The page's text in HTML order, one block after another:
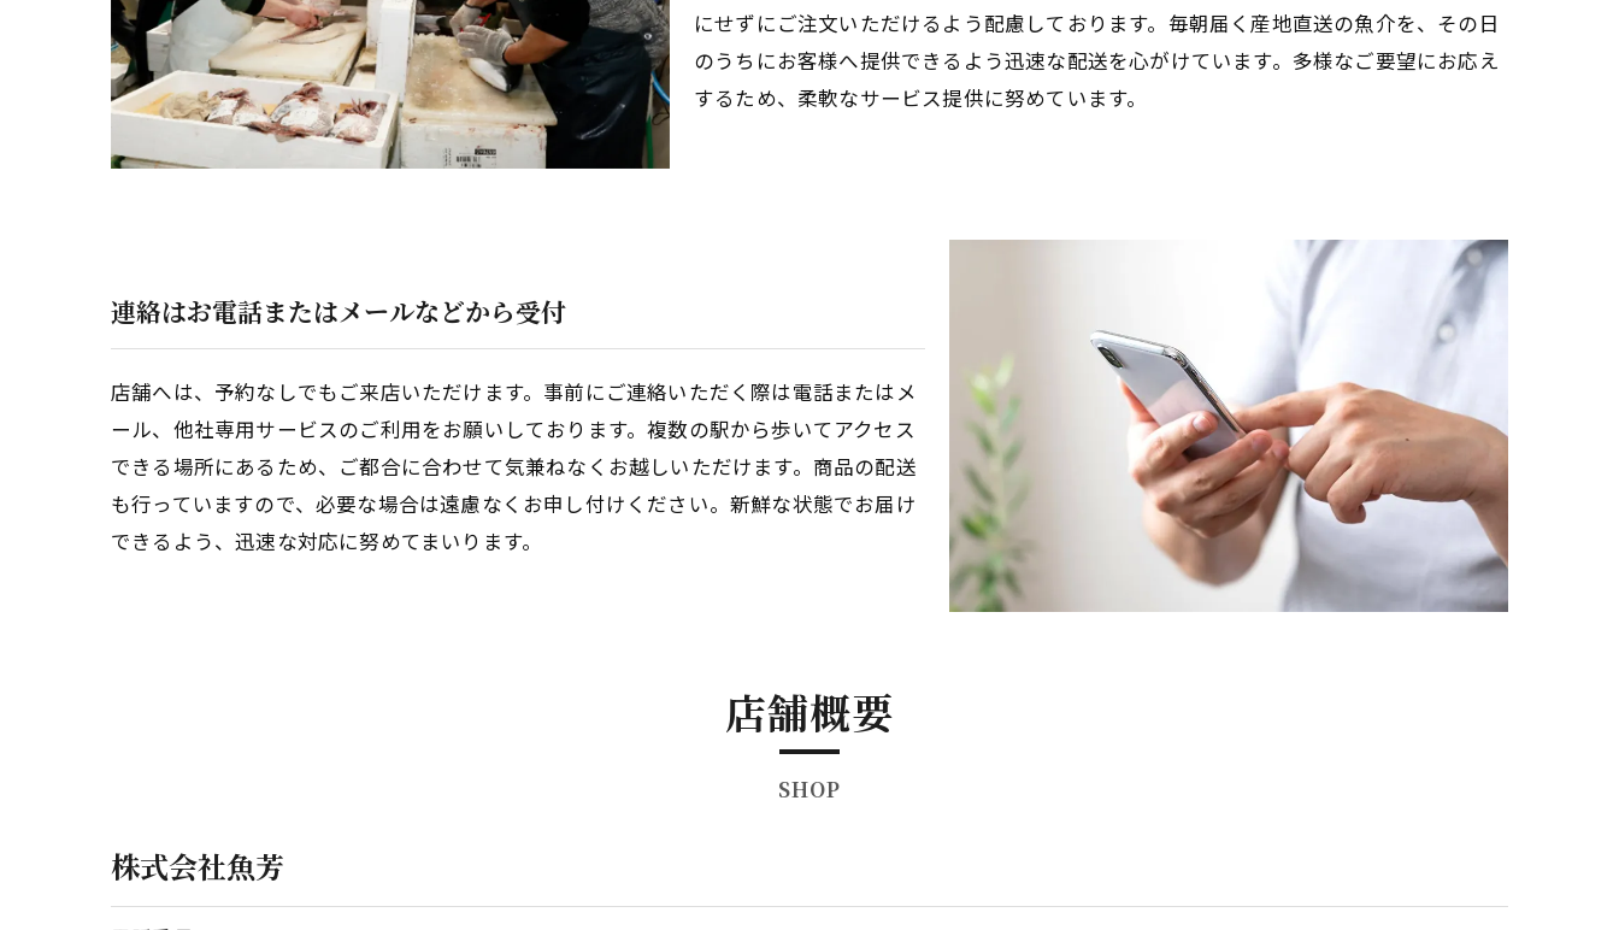
にせずにご注文いただけるよう配慮しております。毎朝届く産地直送の魚介を、その日
のうちにお客様へ提供できるよう迅速な配送を心がけています。多様なご要望にお応え
するため、柔軟なサービス提供に努めています。
連絡はお電話またはメールなどから受付
店舗へは、予約なしでもご来店いただけます。事前にご連絡いただく際は電話またはメ
ール、他社専用サービスのご利用をお願いしております。複数の駅から歩いてアクセス
できる場所にあるため、ご都合に合わせて気兼ねなくお越しいただけます。商品の配送
も行っていますので、必要な場合は遠慮なくお申し付けください。新鮮な状態でお届け
できるよう、迅速な対応に努めてまいります。
店舗概要
SHOP
株式会社魚芳